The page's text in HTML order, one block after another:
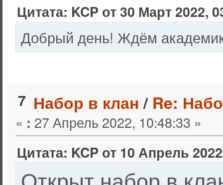
Цитата: KCP от 30 Март 2022,
Добрый день! Ждём
7 Набор в клан/ Re:
« : 27 Апрель 2022, 10:48:33 »
Цитата: KCP от 10 Апрель